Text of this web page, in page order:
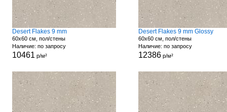
Desert Flakes 9 mm
60x60 см, пол/стены
Наличие: по запросу
10461 р/м²
Desert Flakes 9 mm Glossy
60x60 см, пол/стены
Наличие: по запросу
12386р/м²